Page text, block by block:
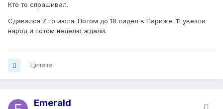
Кто то спрашивал.
Сдавался 7 го июля. Потом до 18 сидел в Париже. 11 увезли
народ и потом неделю ждали.
Цитата
Emerald